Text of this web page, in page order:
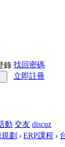
錄 找回密碼
立即註冊
動 交友 discuz
劃 › ERP課程 ›